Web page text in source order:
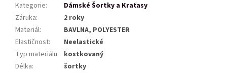
Kategorie:
Dámské Šortky a Kraťasy
Záruka:
2 roky
Materiál:
BAVLNA, POLYESTER
Elastičnost:
Neelastické
Typ materiálu: kostkovaný
Délka:
šortky